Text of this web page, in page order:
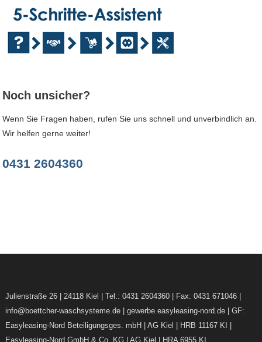
Noch unsicher?
Wenn Sie Fragen haben, rufen Sie uns schnell und unverbindlich an.
Wir helfen gerne weiter!
0431 2604360
Julienstraße 26 | 24118 Kiel | Tel.: 0431 2604360 | Fax: 0431 671046 |
info@boettcher-waschsysteme.de | gewerbe.easyleasing-nord.de |GF:
Easyleasing-Nord Beteiligungsges. mbH | AG Kiel | HRB 11167 KI |
Easyleasing-Nord GmbH & Co. KG | AG Kiel | HRA 6955 KI